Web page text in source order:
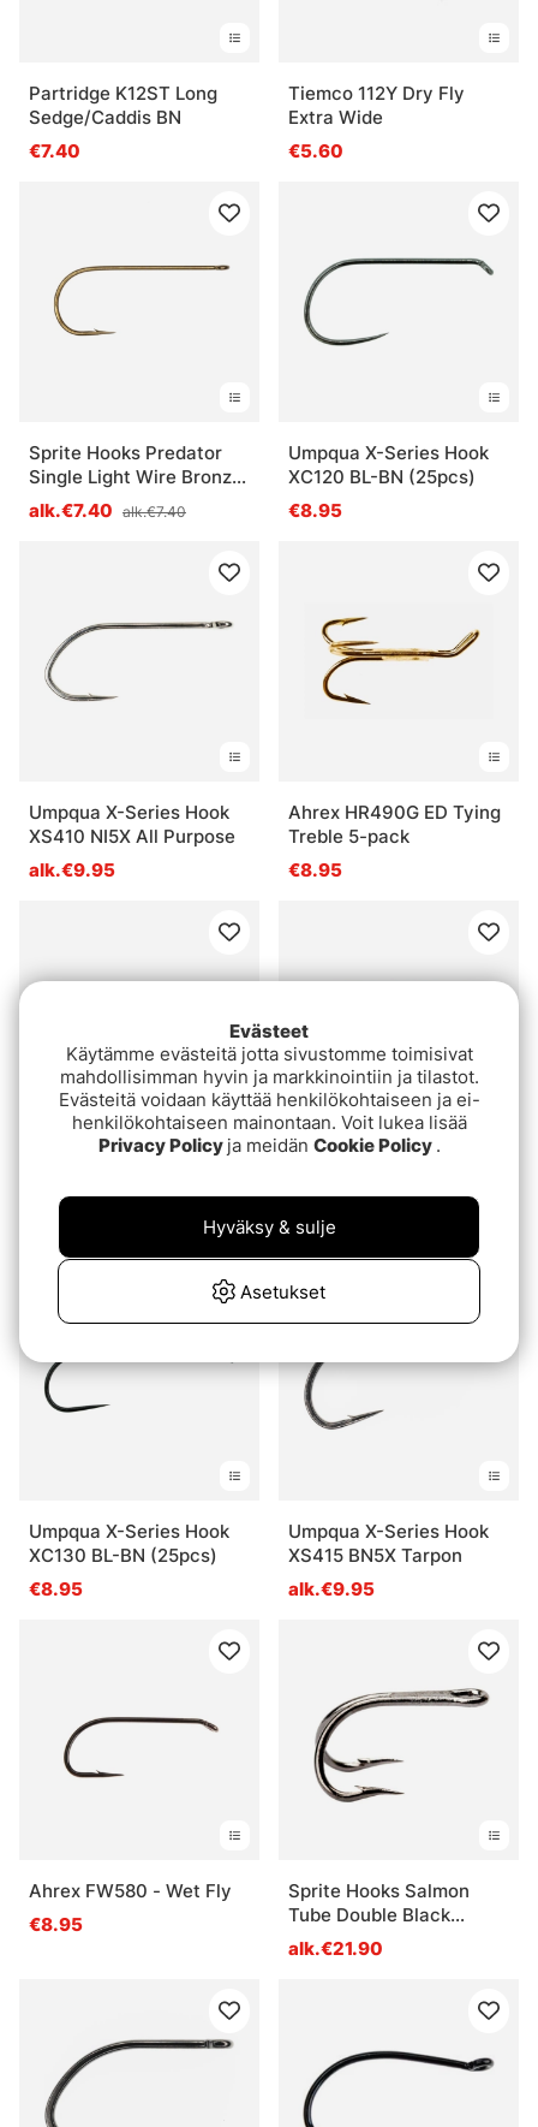
Partridge K12ST Long
Sedge/Caddis BN
€7.40
Tiemco 112Y Dry Fly
Extra Wide
€5.60
Sprite Hooks Predator
Single Light Wire Bronze
S1086 15-pack
alk.€7.40 alk.€7.40
Umpqua X-Series Hook
XC120 BL-BN (25pcs)
€8.95
Umpqua X-Series Hook
XS410 NI5X All Purpose
alk.€9.95
Ahrex HR490G ED Tying
Treble 5-pack
€8.95
Wet Bronze S1160 25-
XC110 BL-BN (25pcs)
€8.95
Umpqua X-Series Hook
XC130 BL-BN (25pcs)
€8.95
Umpqua X-Series Hook
XS415 BN5X Tarpon
alk.€9.95
Ahrex FW580 - Wet Fly
€8.95
Sprite Hooks Salmon
Tube Double Black
S1960 10-pack
alk.€21.90
Evästeet
Käytämme evästeitä jotta sivustomme toimisivat
mahdollisimman hyvin ja markkinointiin ja tilastot.
Evästeitä voidaan käyttää henkilökohtaiseen ja ei-
henkilökohtaiseen mainontaan. Voit lukea lisää
Privacy Policy ja meidän Cookie Policy .
Asetukset
Hyväksy & sulje